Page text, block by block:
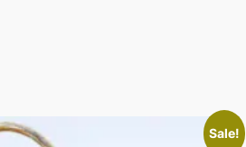
Sale!